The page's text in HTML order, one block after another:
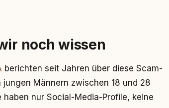
noch wissen
berichten seit Jahren über diese Scam-
Männern zwischen 18 und 28
nur Social-Media-Profile, keine